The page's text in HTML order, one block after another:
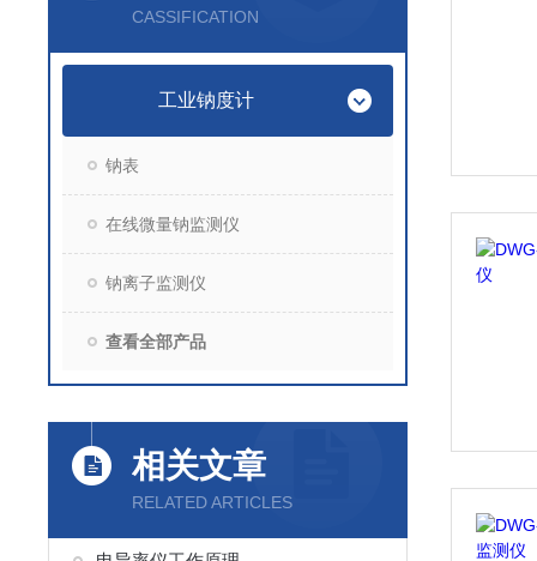
CASSIFICATION
工业钠度计
钠表
在线微量钠监测仪
钠离子监测仪
查看全部产品
相关文章
RELATED ARTICLES